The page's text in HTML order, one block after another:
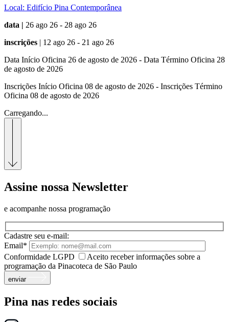
Local: Edifício Pina Contemporânea
data | 26 ago 26 - 28 ago 26
inscrições | 12 ago 26 - 21 ago 26
Data Início Oficina 26 de agosto de 2026 - Data Término Oficina 28
de agosto de 2026
Inscrições Início Oficina 08 de agosto de 2026 - Inscrições Término
Oficina 08 de agosto de 2026
Carregando...
Assine nossa Newsletter
e acompanhe nossa programação
Cadastre seu e-mail:
Email*
Conformidade LGPD
Aceito receber informações sobre a
programação da Pinacoteca de São Paulo
enviar
Pina nas redes sociais